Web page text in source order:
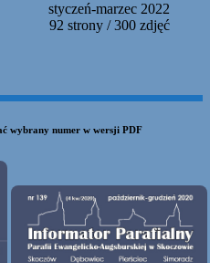
styczeń-marzec 2022
92 strony / 300 zdjęć
wybrany numer w wersji PDF